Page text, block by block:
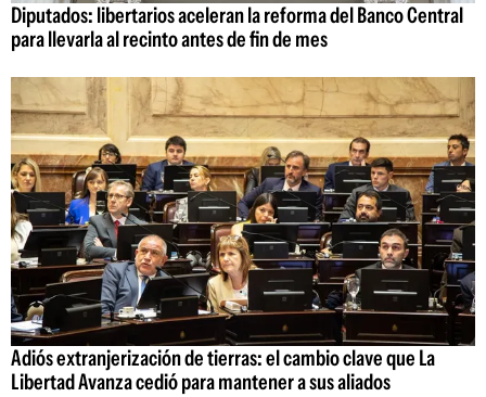
Diputados: libertarios aceleran la reforma del Banco Central
para llevarla al recinto antes de fin de mes
Adiós extranjerización de tierras: el cambio clave que La
Libertad Avanza cedió para mantener a sus aliados